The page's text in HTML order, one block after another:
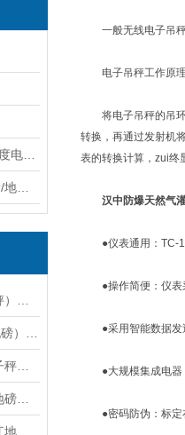
一般无线电子吊秤
电子吊秤工作原
将电子吊秤的吊环
转换，再通过发射机
表的转换计算，zui终
汉中防爆天然气
●仪表通用：TC-
●操作简便：仪表采
●采用智能数据发送
●大规模集成电器
●密码防伪：标定